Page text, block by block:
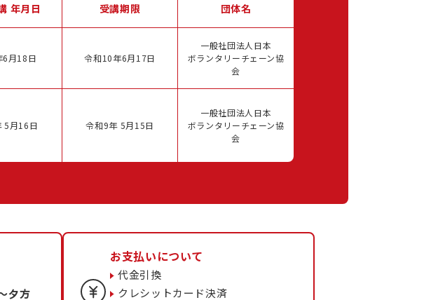
年月日
受講期限
団体名
6月18日 令和10年6月17日
一般社団法人日本
ボランタリーチェーン協
会
5月16日 令和9年 5月15日
一般社団法人日本
ボランタリーチェーン協
会
夕方
お支払いについて
代金引換
クレシットカード決済